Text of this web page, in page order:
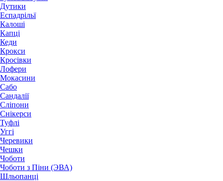
Дутики
Еспадрільї
Калоші
Капці
Кеди
Крокси
Кросівки
Лофери
Мокасини
Сабо
Сандалії
Сліпони
Снікерси
Туфлі
Уггі
Черевики
Чешки
Чоботи
Чоботи з Піни (ЭВА)
Шльопанці